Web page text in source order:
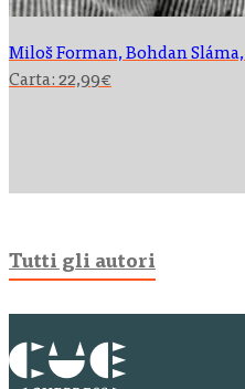
Miloš Forman, Bohdan Sláma,
Carta: 22,99€
Tutti gli autori